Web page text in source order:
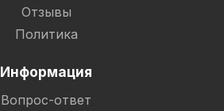
Отзывы
Политика
Информация
Вопрос-ответ